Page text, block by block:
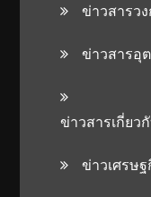
ข่าวสารว
ข่าวสารอุ
ข่าวสารเกี่ย
ข่าวเศรษ